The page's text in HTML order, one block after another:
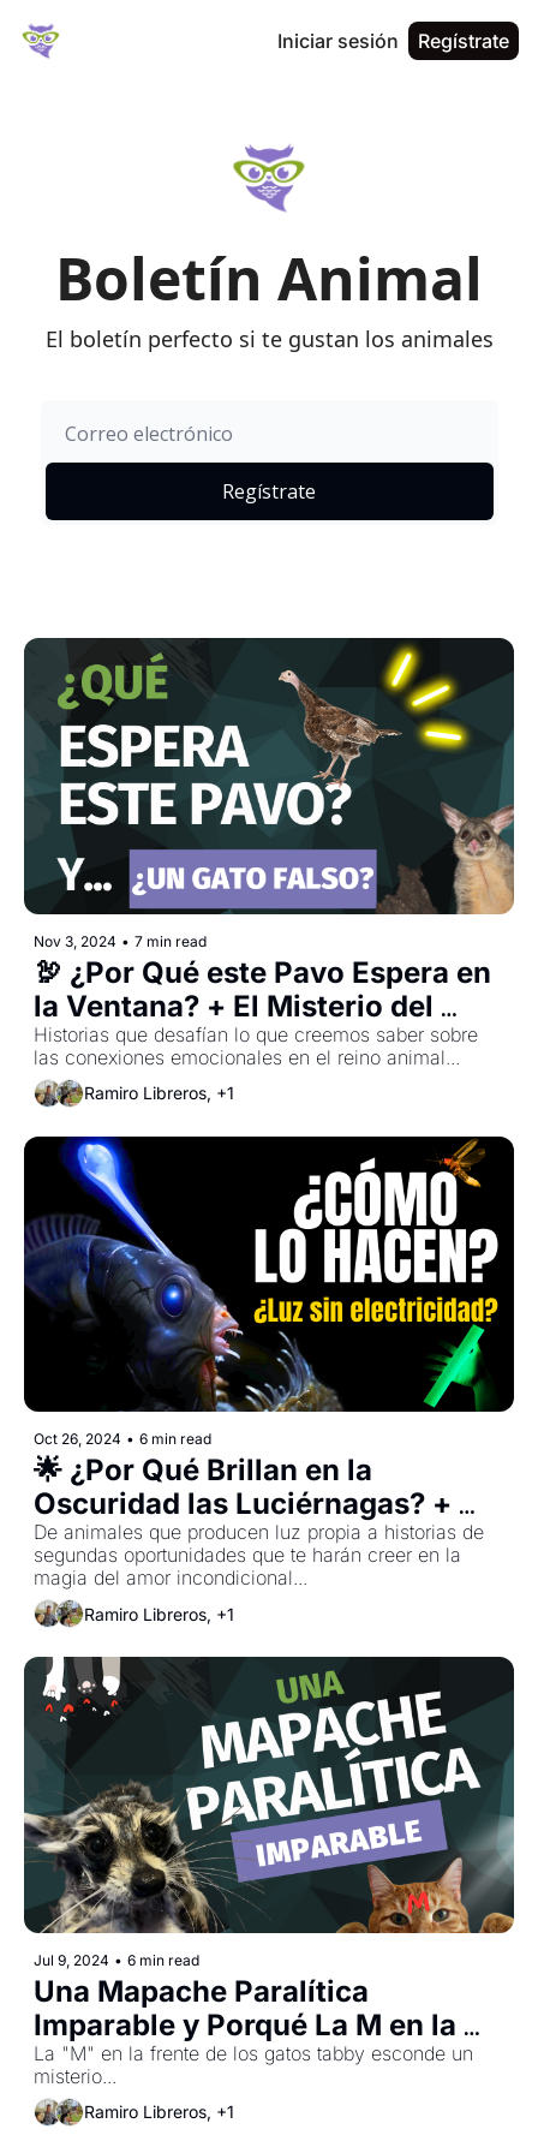
Iniciar sesión Regístrate
Boletín Animal
El boletín perfecto si te gustan los animales
Regístrate
Nov 3, 2024 • 7 min read
🦃 ¿Por Qué este Pavo Espera en
la Ventana? + El Misterio del
Falso Felino
Historias que desafían lo que creemos saber sobre
las conexiones emocionales en el reino animal...
Ramiro Libreros, +1
Oct 26, 2024 • 6 min read
🌟 ¿Por Qué Brillan en la
Oscuridad las Luciérnagas? +
Fiesta de Cumpleaños para un
Perro de 23 años
De animales que producen luz propia a historias de
segundas oportunidades que te harán creer en la
magia del amor incondicional...
Ramiro Libreros, +1
Jul 9, 2024 • 6 min read
Una Mapache Paralítica
Imparable y Porqué La M en la
Frente de los Gatos Atigrados 🦝
💕😻
La "M" en la frente de los gatos tabby esconde un
misterio...
Ramiro Libreros, +1